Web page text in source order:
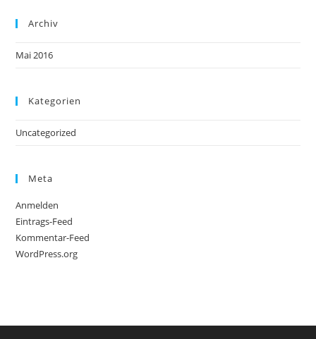
Archiv
Mai 2016
Kategorien
Uncategorized
Meta
Anmelden
Eintrags-Feed
Kommentar-Feed
WordPress.org